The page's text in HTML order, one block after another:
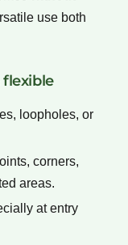
use both
flexible
loopholes, or
corners,
areas.
at entry